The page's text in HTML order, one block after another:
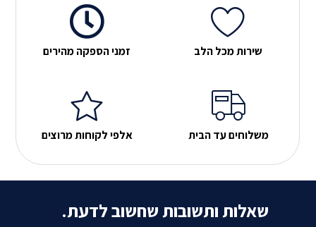
שירות מכל הלב זמני הספקה מהירים
משלוחים עד הבית אלפי לקוחות מרוצים
שאלות ותשובות שחשוב לדעת.